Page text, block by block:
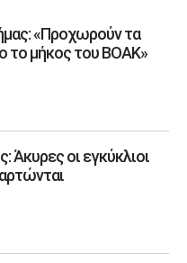
«Προχωρούν τα
το μήκος του ΒΟΑΚ»
Άκυρες οι εγκύκλιοι